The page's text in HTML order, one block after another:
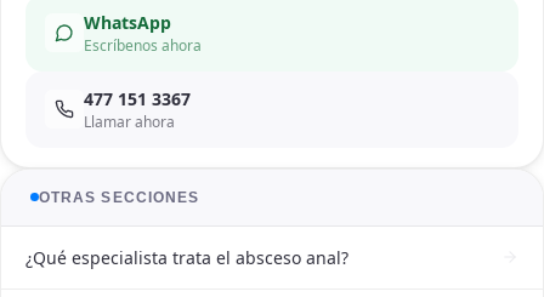
WhatsApp
Escríbenos ahora
477 151 3367
Llamar ahora
OTRAS SECCIONES
¿Qué especialista trata el absceso anal?